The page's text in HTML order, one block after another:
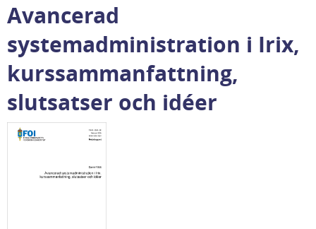
Avancerad
systemadministration i Irix,
kurssammanfattning,
slutsatser och idéer